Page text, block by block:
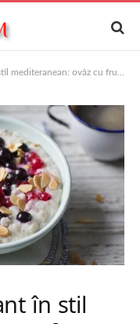
ovăz cu fructe de sezon
în stil